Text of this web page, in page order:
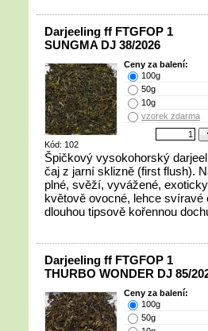
Darjeeling ff FTGFOP 1
SUNGMA DJ 38/2026
Kód: 102
Ceny za balení:
100g
50g
10g
vzorek zdarma
Špičkový vysokohorský
čaj z jarní sklizně (first flush).
plné, svěží, vyvážené, exoticky
květově ovocné, lehce svíravé
dlouhou tipsově kořennou
Darjeeling ff FTGFOP 1
THURBO WONDER DJ 85/
Ceny za balení:
100g
50g